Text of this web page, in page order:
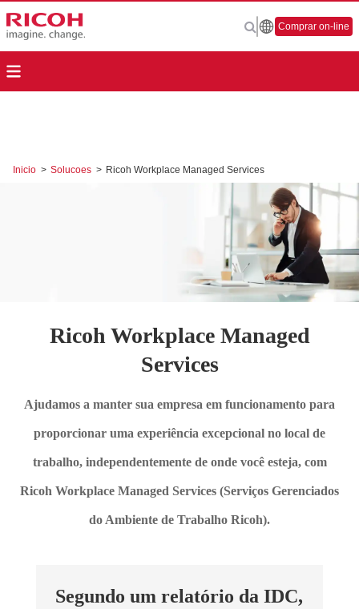
Comprar on-line
Inicio > Solucoes > Ricoh Workplace Managed Services
Ricoh Workplace Managed
Services
Ajudamos a manter sua empresa em funcionamento para
proporcionar uma experiência excepcional no local de
trabalho, independentemente de onde você esteja, com
Ricoh Workplace Managed Services (Serviços Gerenciados
do Ambiente de Trabalho Ricoh).
Segundo um relatório da IDC,